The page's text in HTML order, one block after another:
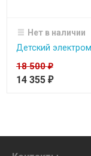
Нет в наличии
Детский
18 500₽
14 355 ₽